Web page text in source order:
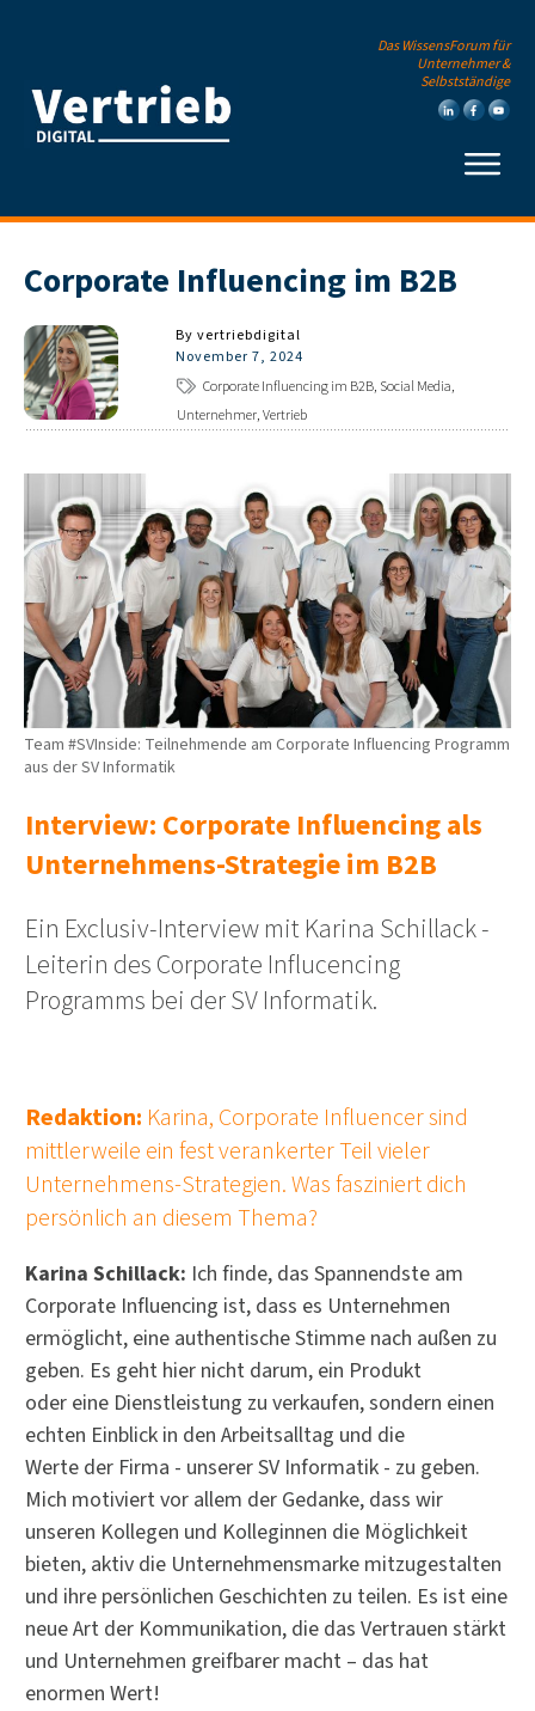
Das WissensForum für
Unternehmer &
Selbstständige
Corporate Influencing im B2B
By vertriebdigital
November 7, 2024
Corporate Influencing im B2B, Social Media,
Unternehmer, Vertrieb
Team #SVInside: Teilnehmende am Corporate Influencing Programm
aus der SV Informatik
Interview: Corporate Influencing als
Unternehmens-Strategie im B2B
Ein Exclusiv-Interview mit Karina Schillack -
Leiterin des Corporate Influcencing
Programms bei der SV Informatik.
Redaktion: Karina, Corporate Influencer sind
mittlerweile ein fest verankerter Teil vieler
Unternehmens-Strategien. Was fasziniert dich
persönlich an diesem Thema?
Karina Schillack: Ich finde, das Spannendste am
Corporate Influencing ist, dass es Unternehmen
ermöglicht, eine authentische Stimme nach außen zu
geben. Es geht hier nicht darum, ein Produkt
oder eine Dienstleistung zu verkaufen, sondern einen
echten Einblick in den Arbeitsalltag und die
Werte der Firma - unserer SV Informatik - zu geben.
Mich motiviert vor allem der Gedanke, dass wir
unseren Kollegen und Kolleginnen die Möglichkeit
bieten, aktiv die Unternehmensmarke mitzugestalten
und ihre persönlichen Geschichten zu teilen. Es ist eine
neue Art der Kommunikation, die das Vertrauen stärkt
und Unternehmen greifbarer macht – das hat
enormen Wert!